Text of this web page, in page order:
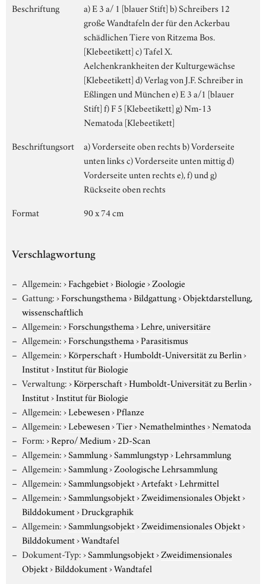
Beschriftung
a) E 3 a/ 1 [blauer Stift] b) Schreibers 12
große Wandtafeln der für den Ackerbau
schädlichen Tiere von Ritzema Bos.
[Klebeetikett] c) Tafel X.
Aelchenkrankheiten der Kulturgewächse
[Klebeetikett] d) Verlag von J.F. Schreiber in
Eßlingen und München e) E 3 a/1 [blauer
Stift] f) F 5 [Klebeetikett] g) Nm-13
Nematoda [Klebeetikett]
Beschriftungsort
a) Vorderseite oben rechts b) Vorderseite
unten links c) Vorderseite unten mittig d)
Vorderseite unten rechts e), f) und g)
Rückseite oben rechts
Format
90 x 74 cm
Verschlagwortung
Allgemein:›Fachgebiet›Biologie›Zoologie
Gattung:›Forschungsthema›Bildgattung›Objektdarstellung,
wissenschaftlich
Allgemein:›Forschungsthema›Lehre, universitäre
Allgemein:›Forschungsthema›Parasitismus
Allgemein:›Körperschaft›Humboldt-Universität zu Berlin›
Institut›Institut für Biologie
Verwaltung:›Körperschaft›Humboldt-Universität zu Berlin›
Institut›Institut für Biologie
Allgemein:›Lebewesen›Pflanze
Allgemein:›Lebewesen›Tier›Nemathelminthes›Nematoda
Form:›Repro/ Medium›2D-Scan
Allgemein:›Sammlung›Sammlungstyp›Lehrsammlung
Allgemein:›Sammlung›Zoologische Lehrsammlung
Allgemein:›Sammlungsobjekt›Artefakt›Lehrmittel
Allgemein:›Sammlungsobjekt›Zweidimensionales Objekt›
Bilddokument›Druckgraphik
Allgemein:›Sammlungsobjekt›Zweidimensionales Objekt›
Bilddokument›Wandtafel
Dokument-Typ:›Sammlungsobjekt›Zweidimensionales
Objekt›Bilddokument›Wandtafel